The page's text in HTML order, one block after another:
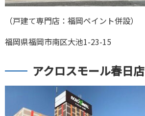
（戸建て専門店：福岡ペイント併設）
福岡県福岡市南区大池1-23-15
アクロスモール春日店